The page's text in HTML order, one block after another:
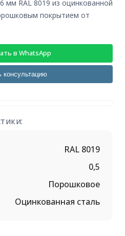
покрытием от
в WhatsApp
консультацию
RAL 8019
0,5
Порошковое
Оцинкованная сталь